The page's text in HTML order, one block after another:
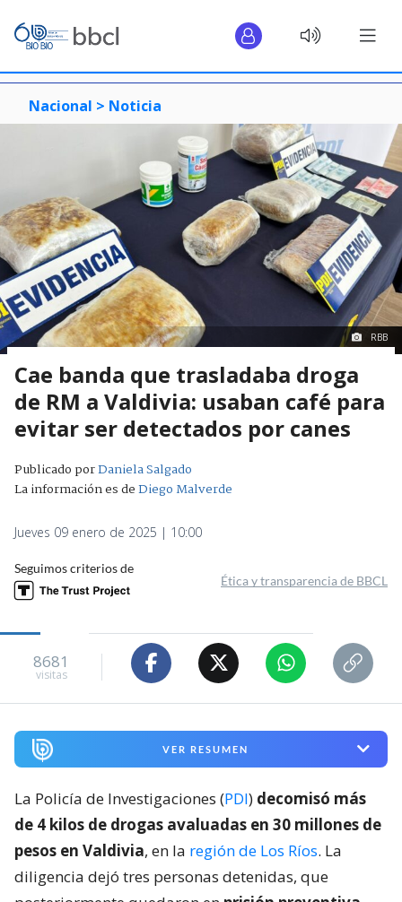
Nacional > Noticia
RBB
Cae banda que trasladaba droga
de RM a Valdivia: usaban café para
evitar ser detectados por canes
Publicado porDaniela Salgado
La información es deDiego Malverde
Jueves 09 enero de 2025 | 10:00
Seguimos criterios de
Ética y transparencia de BBCL
8681
visitas
VER RESUMEN
La Policía de Investigaciones (PDI) decomisó más
de 4 kilos de drogas avaluadas en 30 millones de
pesos en Valdivia, en la región de Los Ríos. La
diligencia dejó tres personas detenidas, que